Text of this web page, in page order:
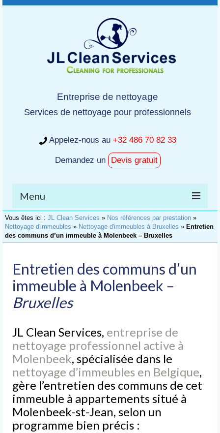
Entreprise de nettoyage
Services de nettoyage pour professionnels
Appelez-nous au +32 486 70 82 33
Demandez un Devis gratuit
Menu
Accueil
Nettoyage
Nettoyage
d’Immeubles
Nettoyage
de Commerces
Lavage
de Vitres
Nettoyages
spéciaux
Nettoyage après chantier
Nettoyage après sinistre
Nettoyage après déménagement
Vous êtes ici : JL Clean Services » Nos références par prestation »
Nettoyage d'immeubles » Nettoyage d'immeubles à Bruxelles » Entretien
des communs d’un immeuble à Molenbeek – Bruxelles
Entretien des communs d’un
immeuble à Molenbeek –
Bruxelles
JL Clean Services, entreprise de
nettoyage professionnel active à
Molenbeek, spécialisée dans le
nettoyage d’immeubles en Belgique,
gère l’entretien des communs de cet
immeuble à appartements situé à
Molenbeek-st-Jean, selon un
programme bien précis :